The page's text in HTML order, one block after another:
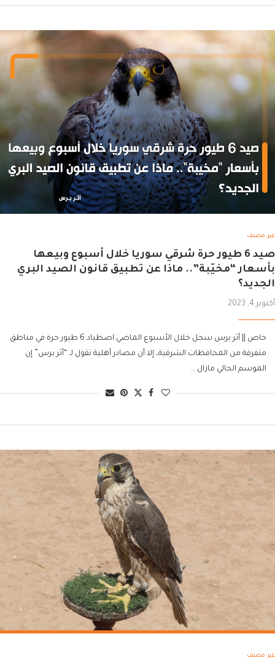
غير مصنف
صيد 6 طيور حرة شرقي سوريا خلال أسبوع وبيعها
بأسعار “مخيّبة”.. ماذا عن تطبيق قانون الصيد البري
الجديد؟
أكتوبر 4, 2023
خاص || أثر برس سجل خلال الأسبوع الماضي اصطياد 6 طيور حرة في مناطق
متفرقة من المحافظات الشرقية، إلا أن مصادر أهلية تقول لـ “أثر برس” إن
الموسم الحالي مازال …
غير مصنف